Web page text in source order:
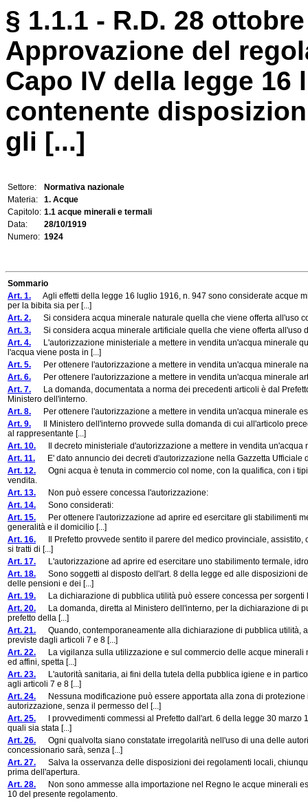
§ 1.1.1 - R.D. 28
Approvazione del
Capo IV della legge 16
contenente
gli [...]
Settore:
Normativa nazionale
Materia:
1. Acque
Capitolo: 1.1 acque minerali e termali
Data:
28/10/1919
Numero: 1924
Sommario
Art. 1. Agli effetti della legge 16 luglio 1916, n. 947 sono considerate acque
per la bibita sia per [...]
Art. 2. Si considera acqua minerale naturale quella che viene offerta all'uso
Art. 3. Si considera acqua minerale artificiale quella che viene offerta all'uso
Art. 4. L'autorizzazione ministeriale a mettere in vendita un'acqua minerale
l'acqua viene posta in [...]
Art. 5. Per ottenere l'autorizzazione a mettere in vendita un'acqua minerale
Art. 6. Per ottenere l'autorizzazione a mettere in vendita un'acqua minerale
Art. 7. La domanda, documentata a norma dei precedenti articoli è dal
Ministero dell'interno.
Art. 8. Per ottenere l'autorizzazione a mettere in vendita un'acqua minerale
Art. 9. Il Ministero dell'interno provvede sulla domanda di cui all'articolo
al rappresentante [...]
Art. 10. Il decreto ministeriale d'autorizzazione a mettere in vendita un'acqua
Art. 11. E' dato annuncio dei decreti d'autorizzazione nella Gazzetta Ufficiale
Art. 12. Ogni acqua è tenuta in commercio col nome, con la qualifica, con i
vendita.
Art. 13. Non può essere concessa l'autorizzazione:
Art. 14. Sono considerati:
Art. 15. Per ottenere l'autorizzazione ad aprire ed esercitare gli stabilimenti
generalità e il domicilio [...]
Art. 16. Il Prefetto provvede sentito il parere del medico provinciale, assistito,
si tratti di [...]
Art. 17. L'autorizzazione ad aprire ed esercitare uno stabilimento termale,
Art. 18. Sono soggetti al disposto dell'art. 8 della legge ed alle disposizioni
delle pensioni e dei [...]
Art. 19. La dichiarazione di pubblica utilità può essere concessa per sorgenti
Art. 20. La domanda, diretta al Ministero dell'interno, per la dichiarazione di
prefetto della [...]
Art. 21. Quando, contemporaneamente alla dichiarazione di pubblica utilità,
previste dagli articoli 7 e 8 [...]
Art. 22. La vigilanza sulla utilizzazione e sul commercio delle acque minerali
ed affini, spetta [...]
Art. 23. L'autorità sanitaria, ai fini della tutela della pubblica igiene e in
agli articoli 7 e 8 [...]
Art. 24. Nessuna modificazione può essere apportata alla zona di
autorizzazione, senza il permesso del [...]
Art. 25. I provvedimenti commessi al Prefetto dall'art. 6 della legge 30 marzo
quali sia stata [...]
Art. 26. Ogni qualvolta siano constatate irregolarità nell'uso di una delle
concessionario sarà, senza [...]
Art. 27. Salva la osservanza delle disposizioni dei regolamenti locali,
prima dell'apertura.
Art. 28. Non sono ammesse alla importazione nel Regno le acque minerali
10 del presente regolamento.